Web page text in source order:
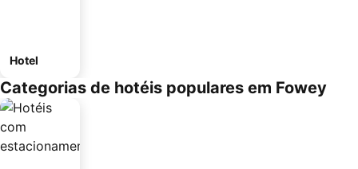
Hotel
Categorias de hotéis populares em Fowey